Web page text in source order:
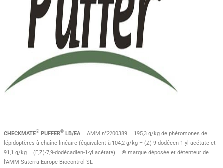
CHECKMATE® PUFFER® LB/EA – AMM n°2200389 – 195,3 g/kg de phéromones de
lépidoptères à chaîne linéaire (équivalent à 104,2 g/kg – (Z)-9-dodécen-1-yl acétate et
91,1 g/kg – (E,Z)-7,9-dodécadien-1-yl acétate) – ® marque déposée et détenteur de
l’AMM Suterra Europe Biocontrol SL